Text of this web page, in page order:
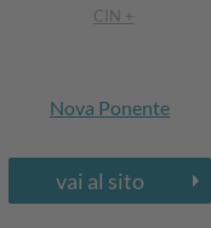
CIN +
Nova Ponente
vai al sito